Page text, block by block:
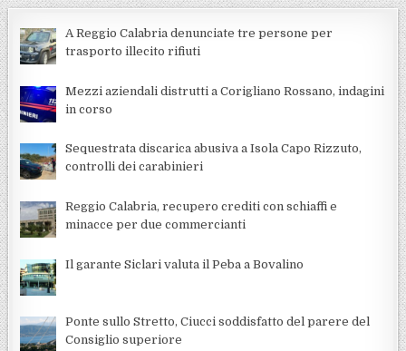
A Reggio Calabria denunciate tre persone per
trasporto illecito rifiuti
Mezzi aziendali distrutti a Corigliano Rossano, indagini
in corso
Sequestrata discarica abusiva a Isola Capo Rizzuto,
controlli dei carabinieri
Reggio Calabria, recupero crediti con schiaffi e
minacce per due commercianti
Il garante Siclari valuta il Peba a Bovalino
Ponte sullo Stretto, Ciucci soddisfatto del parere del
Consiglio superiore